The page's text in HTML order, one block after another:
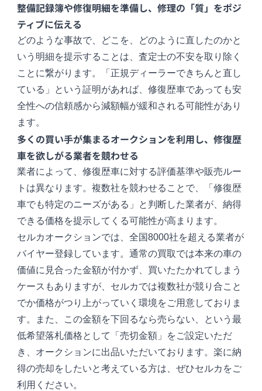
整備記録簿や修復明細を準備し、修理の「質」をポジ
ティブに伝える
どのような事故で、どこを、どのように直したのかと
いう明細を提示することは、査定士の不安を取り除く
ことに繋がります。「正規ディーラーできちんと直し
ている」という証明があれば、修復歴車であっても安
全性への信頼感から減額幅が緩和される可能性があり
ます。
多くの買い手が集まるオークションを利用し、修復歴
車を欲しがる業者を競わせる
業者によって、修復歴車に対する評価基準や販売ルー
トは異なります。複数社を競わせることで、「修復歴
車でも特定のニーズがある」と判断した業者が、納得
できる価格を提示してくる可能性が高まります。
セルカオークションでは、全国8000社を超える業者が
バイヤー登録しています。通常の買取では本来の車の
価値に見合った金額が付かず、買いたたかれてしまう
ケースもありますが、セルカでは複数社が競り合こと
でか価格がつり上がっていく環境をご用意しておりま
す。また、この金額を下回るなら売らない、という最
低希望落札価格として「売切金額」をご設定いただ
き、オークションに出品いただいております。楽に納
得の売却をしたいと考えている方は、ぜひセルカをご
利用ください。